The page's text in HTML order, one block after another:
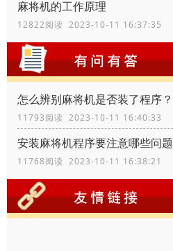
麻将机的工作原理
12822阅读 2023-10-11 16:37:35
怎么辨别麻将机是否装了程序？
11793阅读 2023-10-11 16:40:33
安装麻将机程序要注意哪些问题
11768阅读 2023-10-11 16:38:21